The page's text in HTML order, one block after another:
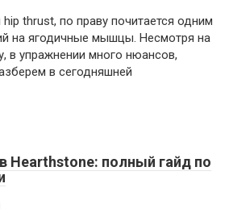
thrust, по праву почитается одним
на ягодичные мышцы. Несмотря на
в упражнении много нюансов,
в сегодняшней
Hearthstone: полный гайд по